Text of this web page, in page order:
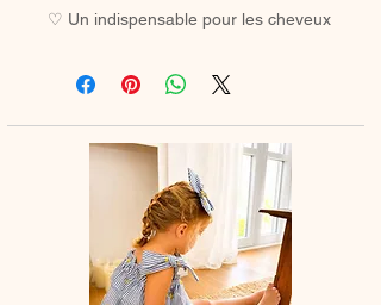
♡ Un indispensable pour les cheveux
glisse pas, même sur les cheveux les
Pince crocodile 45 mm
Dimension noeud à plat environ 85
mm x 75 mm
Vendue à l'unité